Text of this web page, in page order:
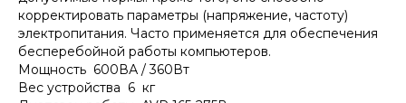
корректировать параметры (напряжение, частоту)
электропитания. Часто применяется для обеспечения
бесперебойной работы компьютеров.
Мощность 600ВА / 360Вт
Вес устройства 6 кг